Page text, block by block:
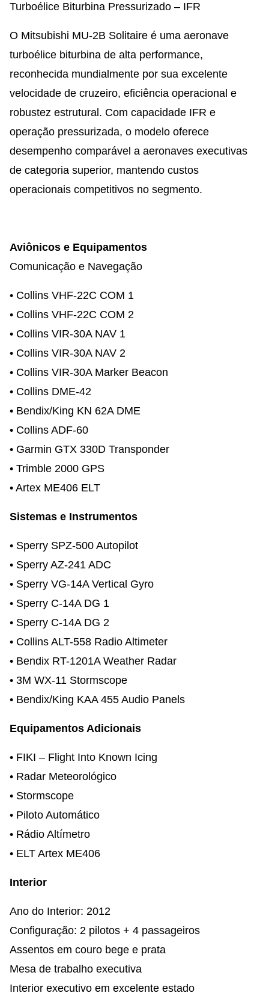
Turboélice Biturbina Pressurizado – IFR
O Mitsubishi MU-2B Solitaire é uma aeronave
turboélice biturbina de alta performance,
reconhecida mundialmente por sua excelente
velocidade de cruzeiro, eficiência operacional e
robustez estrutural. Com capacidade IFR e
operação pressurizada, o modelo oferece
desempenho comparável a aeronaves executivas
de categoria superior, mantendo custos
operacionais competitivos no segmento.
Aviônicos e Equipamentos
Comunicação e Navegação
• Collins VHF-22C COM 1
• Collins VHF-22C COM 2
• Collins VIR-30A NAV 1
• Collins VIR-30A NAV 2
• Collins VIR-30A Marker Beacon
• Collins DME-42
• Bendix/King KN 62A DME
• Collins ADF-60
• Garmin GTX 330D Transponder
• Trimble 2000 GPS
• Artex ME406 ELT
Sistemas e Instrumentos
• Sperry SPZ-500 Autopilot
• Sperry AZ-241 ADC
• Sperry VG-14A Vertical Gyro
• Sperry C-14A DG 1
• Sperry C-14A DG 2
• Collins ALT-558 Radio Altimeter
• Bendix RT-1201A Weather Radar
• 3M WX-11 Stormscope
• Bendix/King KAA 455 Audio Panels
Equipamentos Adicionais
• FIKI – Flight Into Known Icing
• Radar Meteorológico
• Stormscope
• Piloto Automático
• Rádio Altímetro
• ELT Artex ME406
Interior
Ano do Interior: 2012
Configuração: 2 pilotos + 4 passageiros
Assentos em couro bege e prata
Mesa de trabalho executiva
Interior executivo em excelente estado